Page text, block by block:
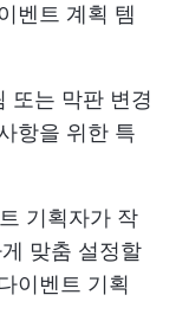
벤트 계획 템
또는 막판 변경
항을 위한 특
기획자가 작
맞춤 설정할
이벤트 기획